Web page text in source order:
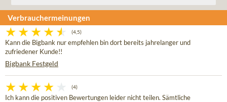
Verbrauchermeinungen
(4,5)
Kann die Bigbank nur empfehlen bin dort bereits jahrelanger und
zufriedener Kunde!!
Bigbank Festgeld
(4)
Ich kann die positiven Bewertungen leider nicht teilen. Sämtliche